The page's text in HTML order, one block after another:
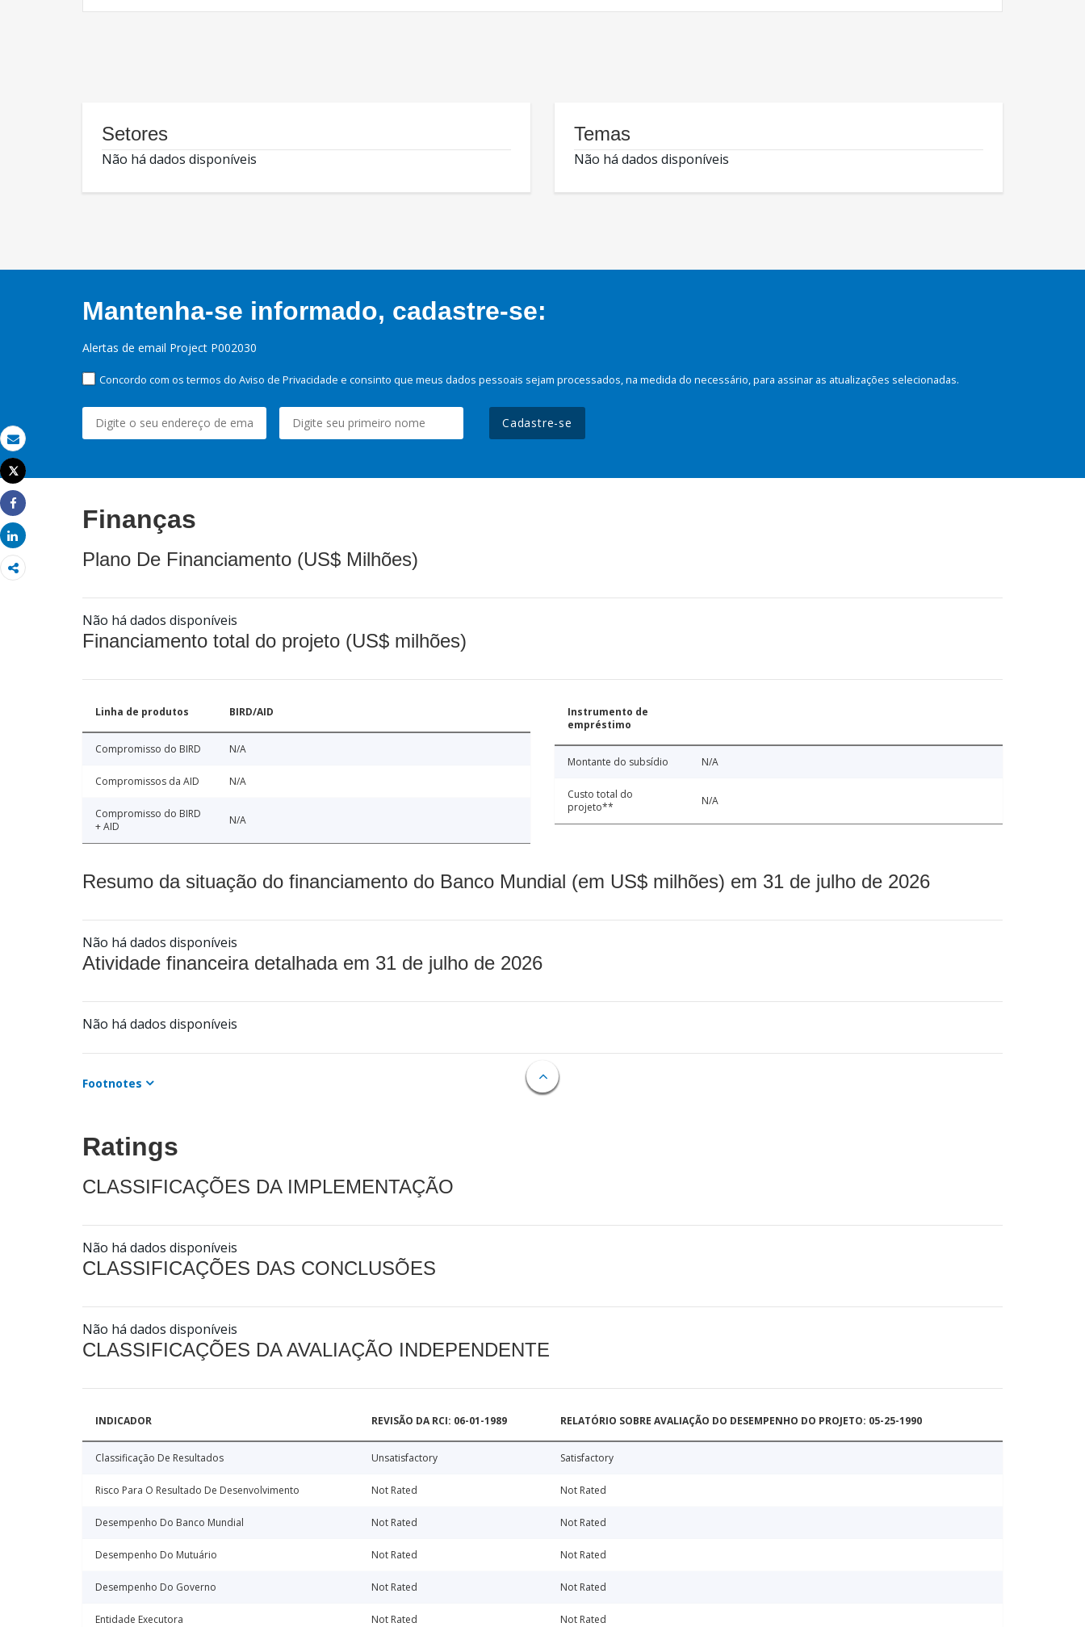
Email
Imprimir
Tweet
Share
Share
Setores
Não há dados disponíveis
Temas
Não há dados disponíveis
Mantenha-se informado, cadastre-se:
Alertas de email Project P002030
Concordo com os termos do Aviso de Privacidade e consinto que meus dados pessoais sejam processados, na medida do necessário, para assinar as atualizações selecionadas.
Cadastre-se
Finanças
Plano De Financiamento (US$ Milhões)
Não há dados disponíveis
Financiamento total do projeto (US$ milhões)
Linha de produtos BIRD/AID
Compromisso do BIRD N/A
Compromissos da AID N/A
Compromisso do BIRD
+ AID
N/A
Instrumento de
empréstimo
Montante do subsídio N/A
Custo total do
projeto**
N/A
Resumo da situação do financiamento do Banco Mundial (em US$ milhões) em 31 de julho de 2026
Não há dados disponíveis
Atividade financeira detalhada em 31 de julho de 2026
Não há dados disponíveis
Footnotes
Ratings
CLASSIFICAÇÕES DA IMPLEMENTAÇÃO
Não há dados disponíveis
CLASSIFICAÇÕES DAS CONCLUSÕES
Não há dados disponíveis
CLASSIFICAÇÕES DA AVALIAÇÃO INDEPENDENTE
INDICADOR REVISÃO DA RCI: 06-01-1989 RELATÓRIO SOBRE AVALIAÇÃO DO DESEMPENHO DO PROJETO: 05-25-1990
Classificação De Resultados Unsatisfactory Satisfactory
Risco Para O Resultado De Desenvolvimento Not Rated Not Rated
Desempenho Do Banco Mundial Not Rated Not Rated
Desempenho Do Mutuário Not Rated Not Rated
Desempenho Do Governo Not Rated Not Rated
Entidade Executora Not Rated Not Rated